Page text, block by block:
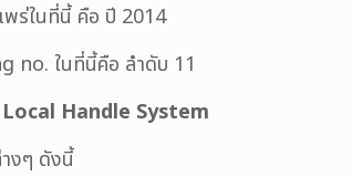
ในที่นี้ คือ ปี 2014
ในที่นี้คือ ลำดับ 11
Local Handle System
งๆ ดังนี้